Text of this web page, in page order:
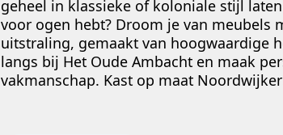
geheel in klassieke of koloniale stijl
voor ogen hebt? Droom je van meubels
uitstraling, gemaakt van hoogwaardige
langs bij Het Oude Ambacht en maak
vakmanschap. Kast op maat